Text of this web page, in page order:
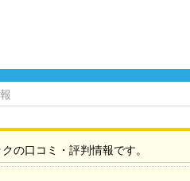
の口コミ・評判情報です。